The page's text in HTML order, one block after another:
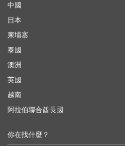
中國
日本
柬埔寨
泰國
澳洲
英國
越南
阿拉伯聯合酋長國
你在找什麼？